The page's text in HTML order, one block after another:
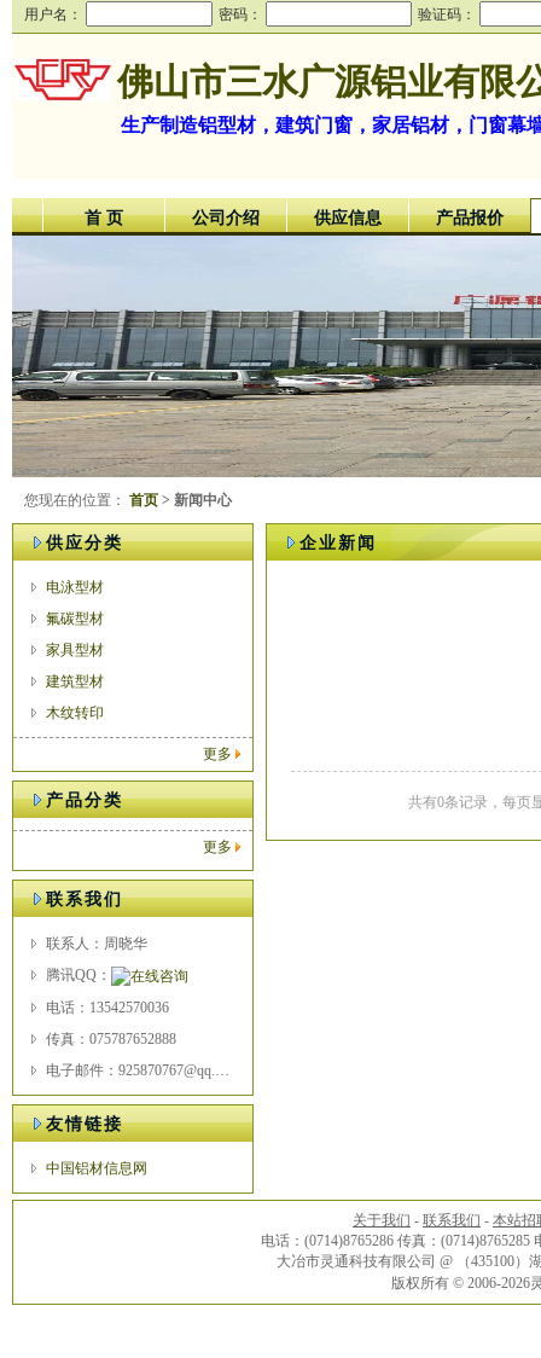
用户名： 密码： 验证码：
佛山市三水广源铝业有限
生产制造铝型材，建筑门窗，家居铝材，门窗幕
首 页 公司介绍 供应信息 产品报价
您现在的位置： 首页 > 新闻中心
供应分类
电泳型材
氟碳型材
家具型材
建筑型材
木纹转印
更多
产品分类
更多
联系我们
联系人：周晓华
腾讯QQ：
电话：13542570036
传真：075787652888
电子邮件：925870767@qq.com
友情链接
中国铝材信息网
企业新闻
共有0条记录，每页
关于我们 - 联系我们 - 本站招
电话：(0714)8765286 传真：(0714)8765285
大冶市灵通科技有限公司 @ （435100
版权所有 © 2006-2026